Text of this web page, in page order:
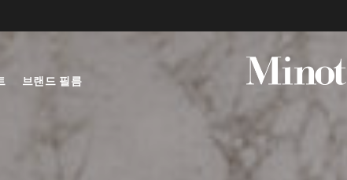
브랜드 필름